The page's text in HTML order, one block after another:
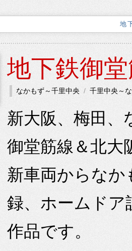
地
地下鉄御
なかもず～千里中央 千里中央～
新大阪、梅田、
御堂筋線＆北大
新車両からなか
録、ホームドア
作品です。